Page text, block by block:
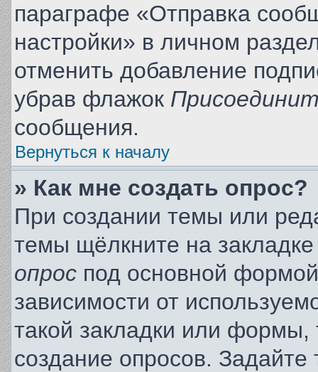
параграфе «Отправка
настройки» в личном
отменить добавление
убрав флажок
сообщения.
Вернуться к началу
» Как мне создать опрос?
При создании темы или
темы щёлкните на
опрос под основной
зависимости от
такой закладки или
создание опросов.